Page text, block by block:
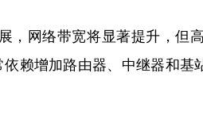
网络带宽将显著提升，但高
赖增加路由器、中继器和